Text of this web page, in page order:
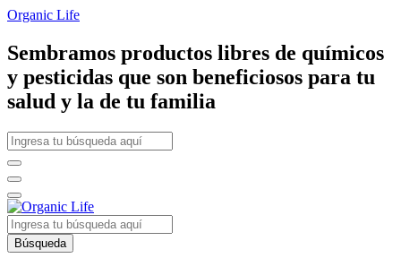
Organic Life
Sembramos productos libres de químicos
y pesticidas que son beneficiosos para tu
salud y la de tu familia
Búsqueda